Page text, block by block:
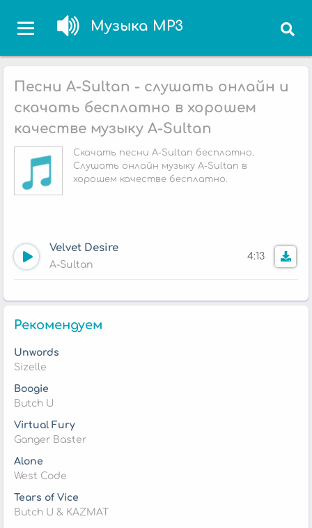
Музыка MP3
Песни A-Sultan - слушать онлайн и
скачать бесплатно в хорошем
качестве музыку A-Sultan
Скачать песни A-Sultan бесплатно.
Слушать онлайн музыку A-Sultan в
хорошем качестве бесплатно.
Velvet Desire
A-Sultan
4:13
Рекомендуем
Unwords
Sizelle
Boogie
Butch U
Virtual Fury
Ganger Baster
Alone
West Code
Tears of Vice
Butch U & KAZMAT